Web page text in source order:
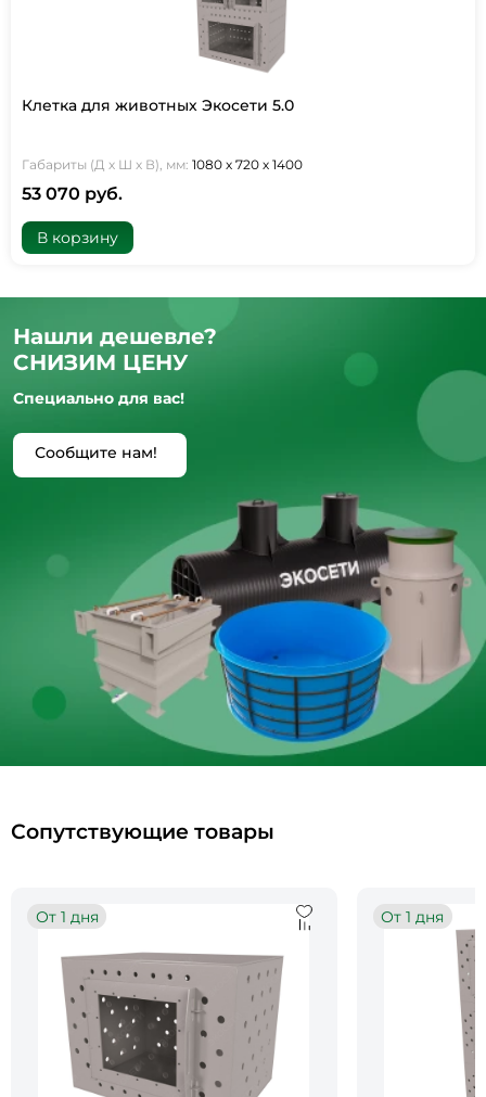
Клетка для животных Экосети 5.0
Габариты (Д х Ш х В), мм: 1080 х 720 х 1400
53 070 руб.
В корзину
Нашли дешевле?
СНИЗИМ ЦЕНУ
Специально для вас!
Сообщите нам!
Сопутствующие товары
От 1 дня От 1 дня